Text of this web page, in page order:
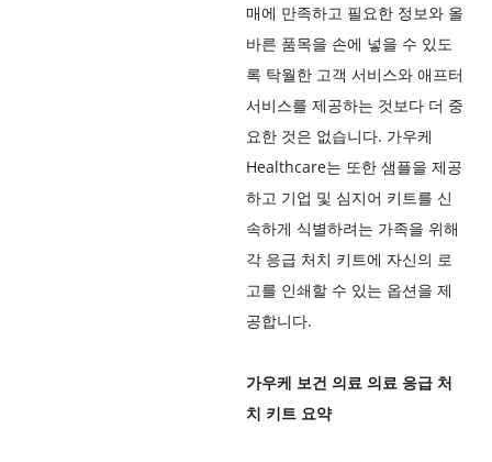
매에 만족하고 필요한 정보와 올
바른 품목을 손에 넣을 수 있도
록 탁월한 고객 서비스와 애프터
서비스를 제공하는 것보다 더 중
요한 것은 없습니다. 가우케
Healthcare는 또한 샘플을 제공
하고 기업 및 심지어 키트를 신
속하게 식별하려는 가족을 위해
각 응급 처치 키트에 자신의 로
고를 인쇄할 수 있는 옵션을 제
공합니다.
가우케 보건 의료 의료 응급 처
치 키트 요약